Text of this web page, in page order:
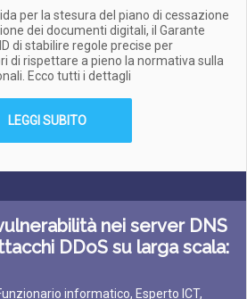
per la stesura del piano di cessazione
dei documenti digitali, il Garante
di stabilire regole precise per
di rispettare a pieno la normativa sulla
Ecco tutti i dettagli
LEGGI SUBITO
nei server DNS
DDoS su larga scala:
informatico, Esperto ICT,